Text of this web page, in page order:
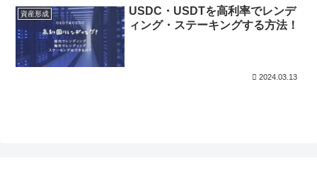
資産形成
USDC・USDTを高利率でレンデ
ィング・ステーキングする方法！
2024.03.13